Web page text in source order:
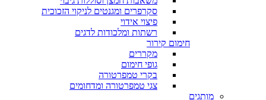
סקרפרים ומגנטים לניקוי הזכוכית
פיצוי אידוי
רשתות ומלכודות לדגים
חימום קירור
מקררים
גופי חימום
בקרי טמפרטורה
צגי טמפרטורה ומדחומים
מותגים